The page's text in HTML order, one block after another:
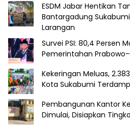
ESDM Jabar Hentikan
Bantargadung
Larangan
Survei PSI: 80,4 Persen
Pemerintahan
Kekeringan Meluas,
Kota Sukabumi
Pembangunan Kantor
Dimulai, Disiapkan